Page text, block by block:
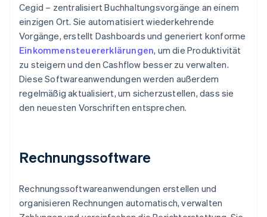
Cegid – zentralisiert Buchhaltungsvorgänge an einem
einzigen Ort. Sie automatisiert wiederkehrende
Vorgänge, erstellt Dashboards und generiert konforme
Einkommensteuererklärungen, um die Produktivität
zu steigern und den Cashflow besser zu verwalten.
Diese Softwareanwendungen werden außerdem
regelmäßig aktualisiert, um sicherzustellen, dass sie
den neuesten Vorschriften entsprechen.
Rechnungssoftware
Rechnungssoftwareanwendungen erstellen und
organisieren Rechnungen automatisch, verwalten